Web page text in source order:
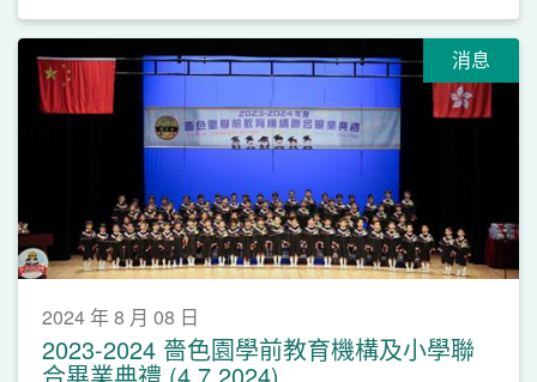
消息
2024 年 8 月 08 日
2023-2024 嗇色園學前教育機構及小學聯